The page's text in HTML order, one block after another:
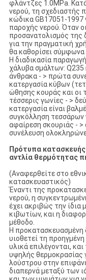
φλάντζες 1.0MPa.
νερού, τη σχεδιαστής
κώδικα GB17051-1997
παροχής νερού. Όταν
προσανατολισμός της
για την πραγματική
θα καθορίσει σύμφωνα
Η διαδικασία
χάλυβα σμάλτων:
άνθρακα - > πρώτα
κατεργασία κύβων
ώθησης κουράς και οι
τέσσερις γωνίες - >
κατεργασία είναι
συγκόλληση τεσσάρων
αφαίρεση σκουριάς - >
συνέλευση
Πρότυπα
αντλία θερμότητας
(Αναφερθείτε στο
κατασκευαστικός)
Έναντι της
νερού, η
έχει ακριβώς την
κιβωτίων, και η
μέθοδο.
Η προκατασκευασμένη
υιοθετεί τη
υλικά επιλέγονται,
υψηλής θερμοκρασίας
λούστρου στην
διαπερνά μεταξύ των